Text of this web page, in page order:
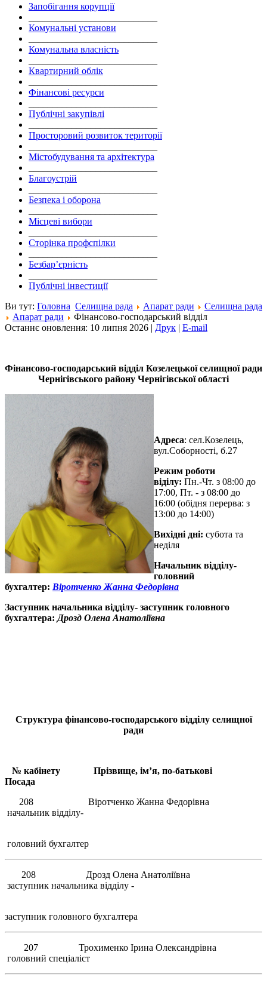
Запобігання корупції
Комунальні установи
Комунальна власність
Квартирний облік
Фінансові ресурси
Публічні закупівлі
Просторовий розвиток території
Містобудування та архітектура
Благоустрій
Безпека і оборона
Місцеві вибори
Сторінка профспілки
Безбар’єрність
Публічні інвестиції
Ви тут: Головна Селищна рада Апарат ради
Селищна рада
Апарат ради
Фінансово-господарський відділ
Останнє оновлення: 10 липня 2026 | Друк | E-mail
Фінансово-господарський відділ Козелецької селищної ради
Чернігівського району Чернігівської області
Адреса: сел.Козелець,
вул.Соборності, б.27
Режим роботи
віділу: Пн.-Чт. з 08:00 до
17:00, Пт. - з 08:00 до
16:00 (обідня перерва: з
13:00 до 14:00)
Вихідні дні: субота та
неділя
Начальник відділу-
головний
бухгалтер: Віротченко Жанна Федорівна
Заступник начальника відділу- заступник головного
бухгалтера: Дрозд Олена Анатоліївна
Структура фінансово-господарського відділу селищної
ради
№ кабінету Прізвище, ім’я, по-батькові
Посада
208 Віротченко Жанна Федорівна
начальник відділу-
головний бухгалтер
208 Дрозд Олена Анатоліївна
заступник начальника відділу -
заступник головного бухгалтера
207 Трохименко Ірина Олександрівна
головний спеціаліст